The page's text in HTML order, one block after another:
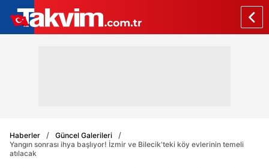
Haberler
Güncel Galerileri
Yangın sonrası ihya başlıyor! İzmir ve Bilecik'teki köy evlerinin temeli
atılacak